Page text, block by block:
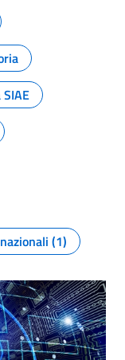
(1)